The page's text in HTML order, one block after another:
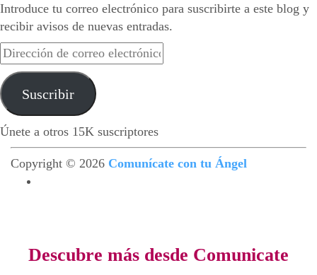
Introduce tu correo electrónico para suscribirte a este blog y
recibir avisos de nuevas entradas.
Dirección
de
correo
electrónico
Suscribir
Únete a otros 15K suscriptores
Copyright © 2026 Comunícate con tu Ángel
Descubre más desde Comunicate